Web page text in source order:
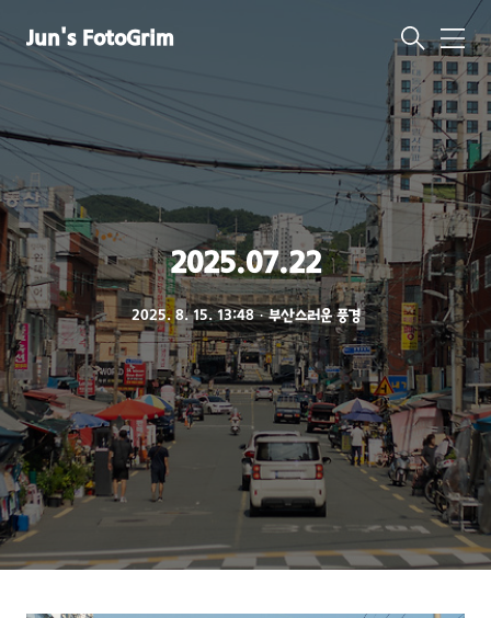
Jun's FotoGrim
메
뉴
2025.07.22
2025. 8. 15. 13:48ㆍ부산스러운 풍경